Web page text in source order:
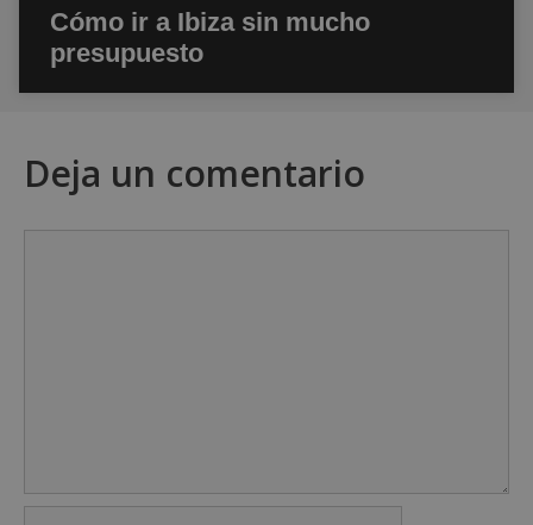
Cómo ir a Ibiza sin mucho
presupuesto
Deja un comentario